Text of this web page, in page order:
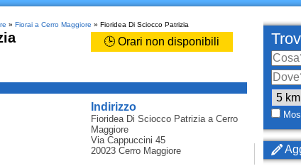
» Fiorai a Cerro Maggiore » Fioridea Di Sciocco Patrizia
🕒 Orari non disponibili
Indirizzo
Fioridea Di Sciocco Patriziaa Cerro
Maggiore
Via Cappuccini 45
20023 Cerro Maggiore